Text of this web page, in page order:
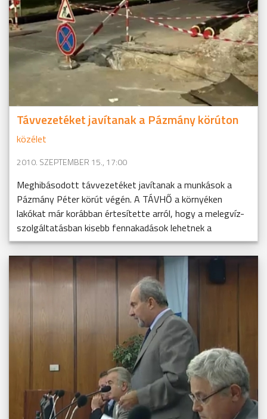
Távvezetéket javítanak a Pázmány körúton
közélet
2010. SZEPTEMBER 15., 17:00
Meghibásodott távvezetéket javítanak a munkások a
Pázmány Péter körút végén. A TÁVHŐ a környéken
lakókat már korábban értesítette arról, hogy a melegvíz-
szolgáltatásban kisebb fennakadások lehetnek a